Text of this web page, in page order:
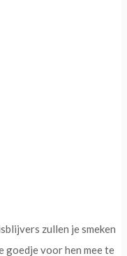
zullen je smeken
goedje voor hen mee te